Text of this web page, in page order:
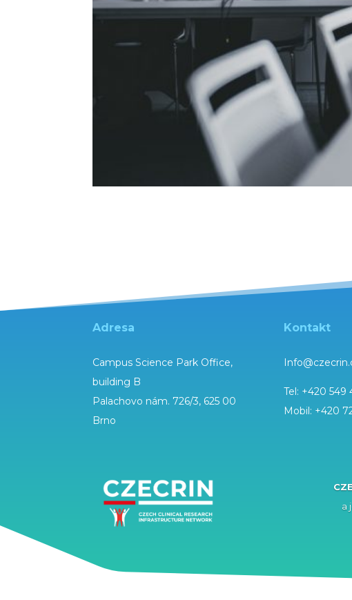
Adresa
Campus Science Park Office,
building B
Palachovo nám. 726/3, 625 00
Brno
Kontakt
Tel: +420 549
Mobil: +420
a